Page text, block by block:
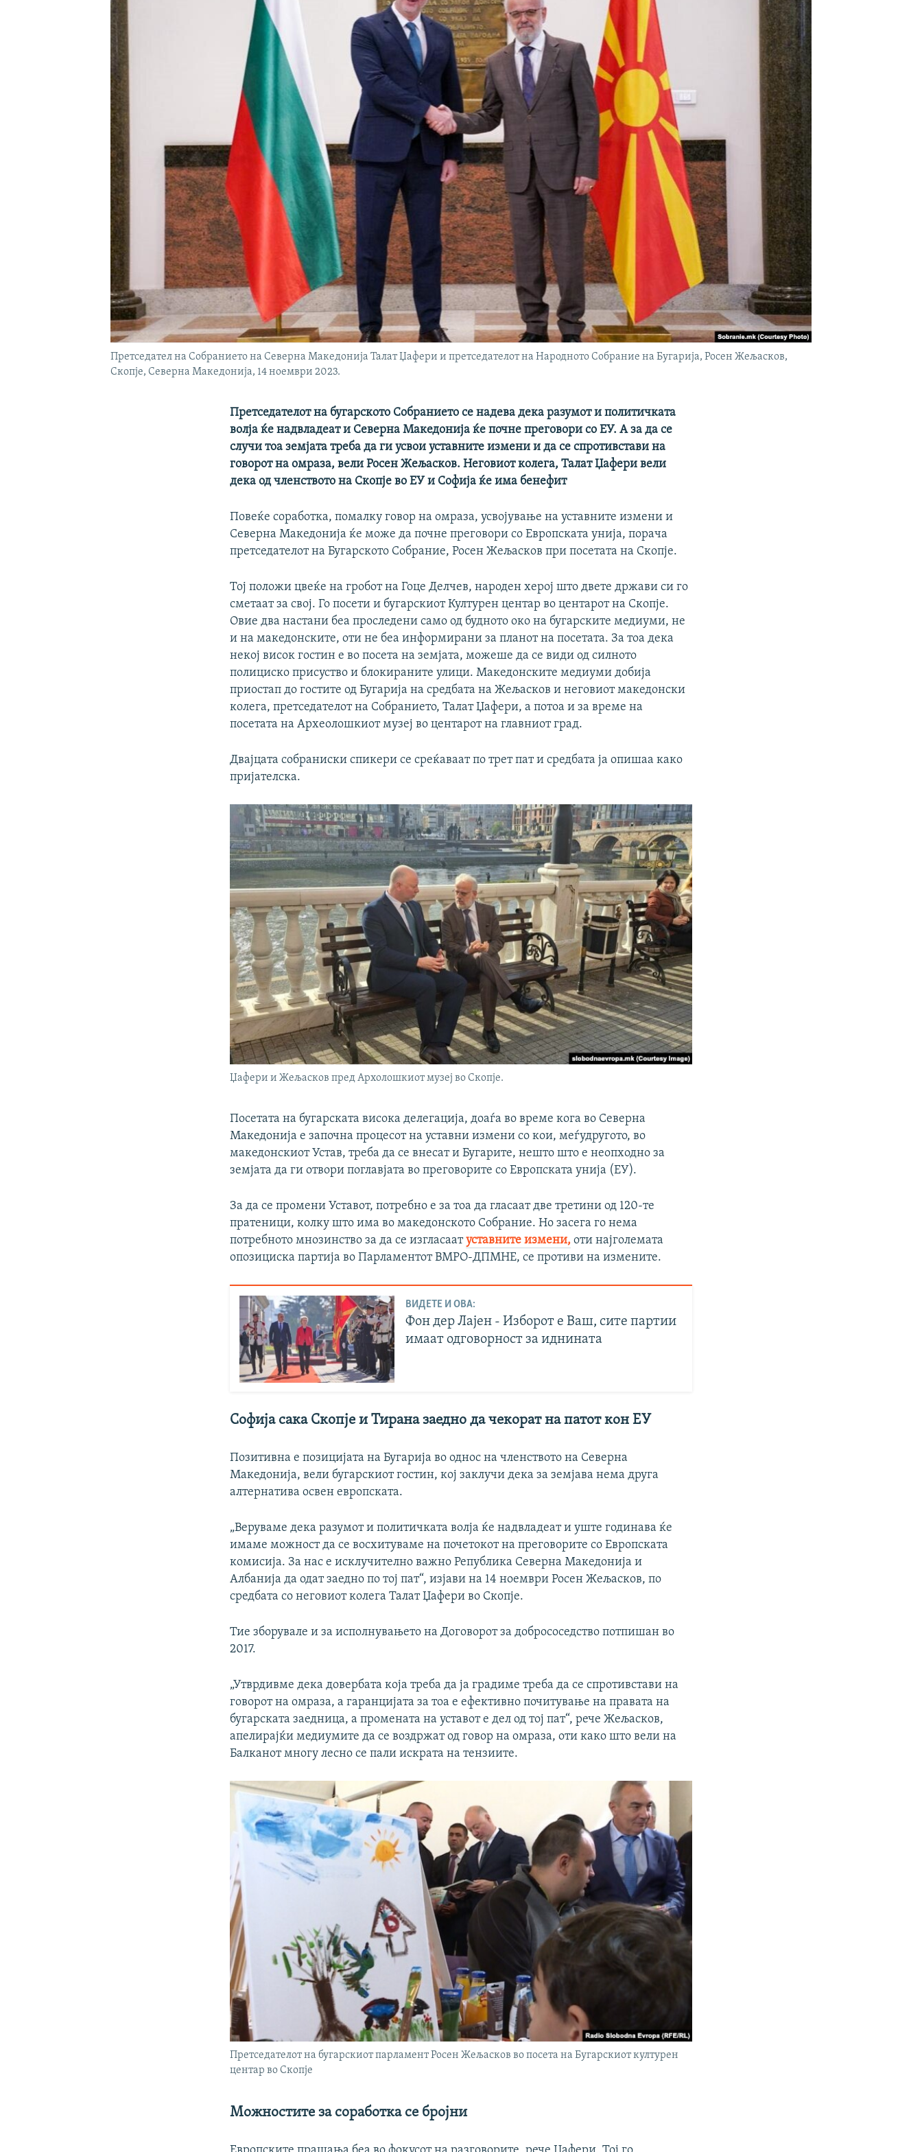
Претседател на Собранието на Северна Македонија Талат Џафери и претседателот на Народното Собрание на Бугарија, Росен Жељасков,
Скопје, Северна Македонија, 14 ноември 2023.
Претседателот на бугарското Собранието се надева дека разумот и политичката
волја ќе надвладеат и Северна Македонија ќе почне преговори со ЕУ. А за да се
случи тоа земјата треба да ги усвои уставните измени и да се спротивстави на
говорот на омраза, вели Росен Жељасков. Неговиот колега, Талат Џафери вели
дека од членството на Скопје во ЕУ и Софија ќе има бенефит
Повеќе соработка, помалку говор на омраза, усвојување на уставните измени и
Северна Македонија ќе може да почне преговори со Европската унија, порача
претседателот на Бугарското Собрание, Росен Жељасков при посетата на Скопје.
Тој положи цвеќе на гробот на Гоце Делчев, народен херој што двете држави си го
сметаат за свој. Го посети и бугарскиот Културен центар во центарот на Скопје.
Овие два настани беа проследени само од будното око на бугарските медиуми, не
и на македонските, оти не беа информирани за планот на посетата. За тоа дека
некој висок гостин е во посета на земјата, можеше да се види од силното
полициско присуство и блокираните улици. Македонските медиуми добија
приостап до гостите од Бугарија на средбата на Жељасков и неговиот македонски
колега, претседателот на Собранието, Талат Џафери, а потоа и за време на
посетата на Археолошкиот музеј во центарот на главниот град.
Двајцата собраниски спикери се среќаваат по трет пат и средбата ја опишаа како
пријателска.
Џафери и Жељасков пред Архолошкиот музеј во Скопје.
Посетата на бугарската висока делегација, доаѓа во време кога во Северна
Македонија е започна процесот на уставни измени со кои, меѓудругото, во
македонскиот Устав, треба да се внесат и Бугарите, нешто што е неопходно за
земјата да ги отвори поглавјата во преговорите со Европската унија (ЕУ).
За да се промени Уставот, потребно е за тоа да гласаат две третини од 120-те
пратеници, колку што има во македонското Собрание. Но засега го нема
потребното мнозинство за да се изгласаатуставните измени, оти најголемата
опозициска партија во Парламентот ВМРО-ДПМНЕ, се противи на измените.
ВИДЕТЕ И ОВА:
Фон дер Лајен - Изборот е Ваш, сите партии
имаат одговорност за иднината
Софија сака Скопје и Тирана заедно да чекорат на патот кон ЕУ
Позитивна е позицијата на Бугарија во однос на членството на Северна
Македонија, вели бугарскиот гостин, кој заклучи дека за земјава нема друга
алтернатива освен европската.
„Веруваме дека разумот и политичката волја ќе надвладеат и уште годинава ќе
имаме можност да се восхитуваме на почетокот на преговорите со Европската
комисија. За нас е исклучително важно Република Северна Македонија и
Албанија да одат заедно по тој пат“, изјави на 14 ноември Росен Жељасков, по
средбата со неговиот колега Талат Џафери во Скопје.
Тие зборувале и за исполнувањето на Договорот за добрососедство потпишан во
2017.
„Утврдивме дека довербата која треба да ја градиме треба да се спротивстави на
говорот на омраза, а гаранцијата за тоа е ефективно почитување на правата на
бугарската заедница, а промената на уставот е дел од тој пат“, рече Жељасков,
апелирајќи медиумите да се воздржат од говор на омраза, оти како што вели на
Балканот многу лесно се пали искрата на тензиите.
Претседателот на бугарскиот парламент Росен Жељасков во посета на Бугарскиот културен
центар во Скопје
Можностите за соработка се бројни